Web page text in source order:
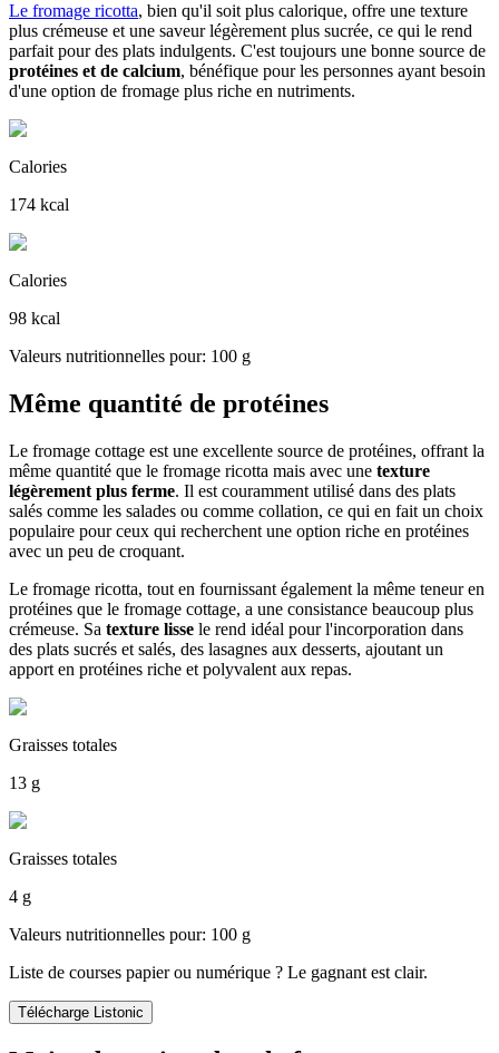
Le fromage ricotta, bien qu'il soit plus calorique, offre une texture
plus crémeuse et une saveur légèrement plus sucrée, ce qui le rend
parfait pour des plats indulgents. C'est toujours une bonne source de
protéines et de calcium, bénéfique pour les personnes ayant besoin
d'une option de fromage plus riche en nutriments.
Calories
174 kcal
Calories
98 kcal
Valeurs nutritionnelles pour: 100 g
Même quantité de protéines
Le fromage cottage est une excellente source de protéines, offrant la
même quantité que le fromage ricotta mais avec une texture
légèrement plus ferme. Il est couramment utilisé dans des plats
salés comme les salades ou comme collation, ce qui en fait un choix
populaire pour ceux qui recherchent une option riche en protéines
avec un peu de croquant.
Le fromage ricotta, tout en fournissant également la même teneur en
protéines que le fromage cottage, a une consistance beaucoup plus
crémeuse. Sa texture lisse le rend idéal pour l'incorporation dans
des plats sucrés et salés, des lasagnes aux desserts, ajoutant un
apport en protéines riche et polyvalent aux repas.
Graisses totales
13 g
Graisses totales
4 g
Valeurs nutritionnelles pour: 100 g
Liste de courses papier ou numérique ? Le gagnant est clair.
Télécharge Listonic